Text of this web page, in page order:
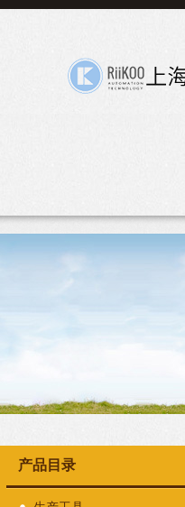
产品目录